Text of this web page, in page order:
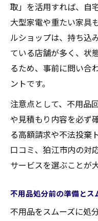
取」を活用すれば、自
大型家電や重たい家具
ルショップは、持ち込
ている店舗が多く、状
るため、事前に問い合
ントです。
注意点として、不用品
や見積もり内容を必ず
る高額請求や不法投棄
口コミ、狛江市内の対
サービスを選ぶことが
不用品処分前の準備とス
不用品をスムーズに処